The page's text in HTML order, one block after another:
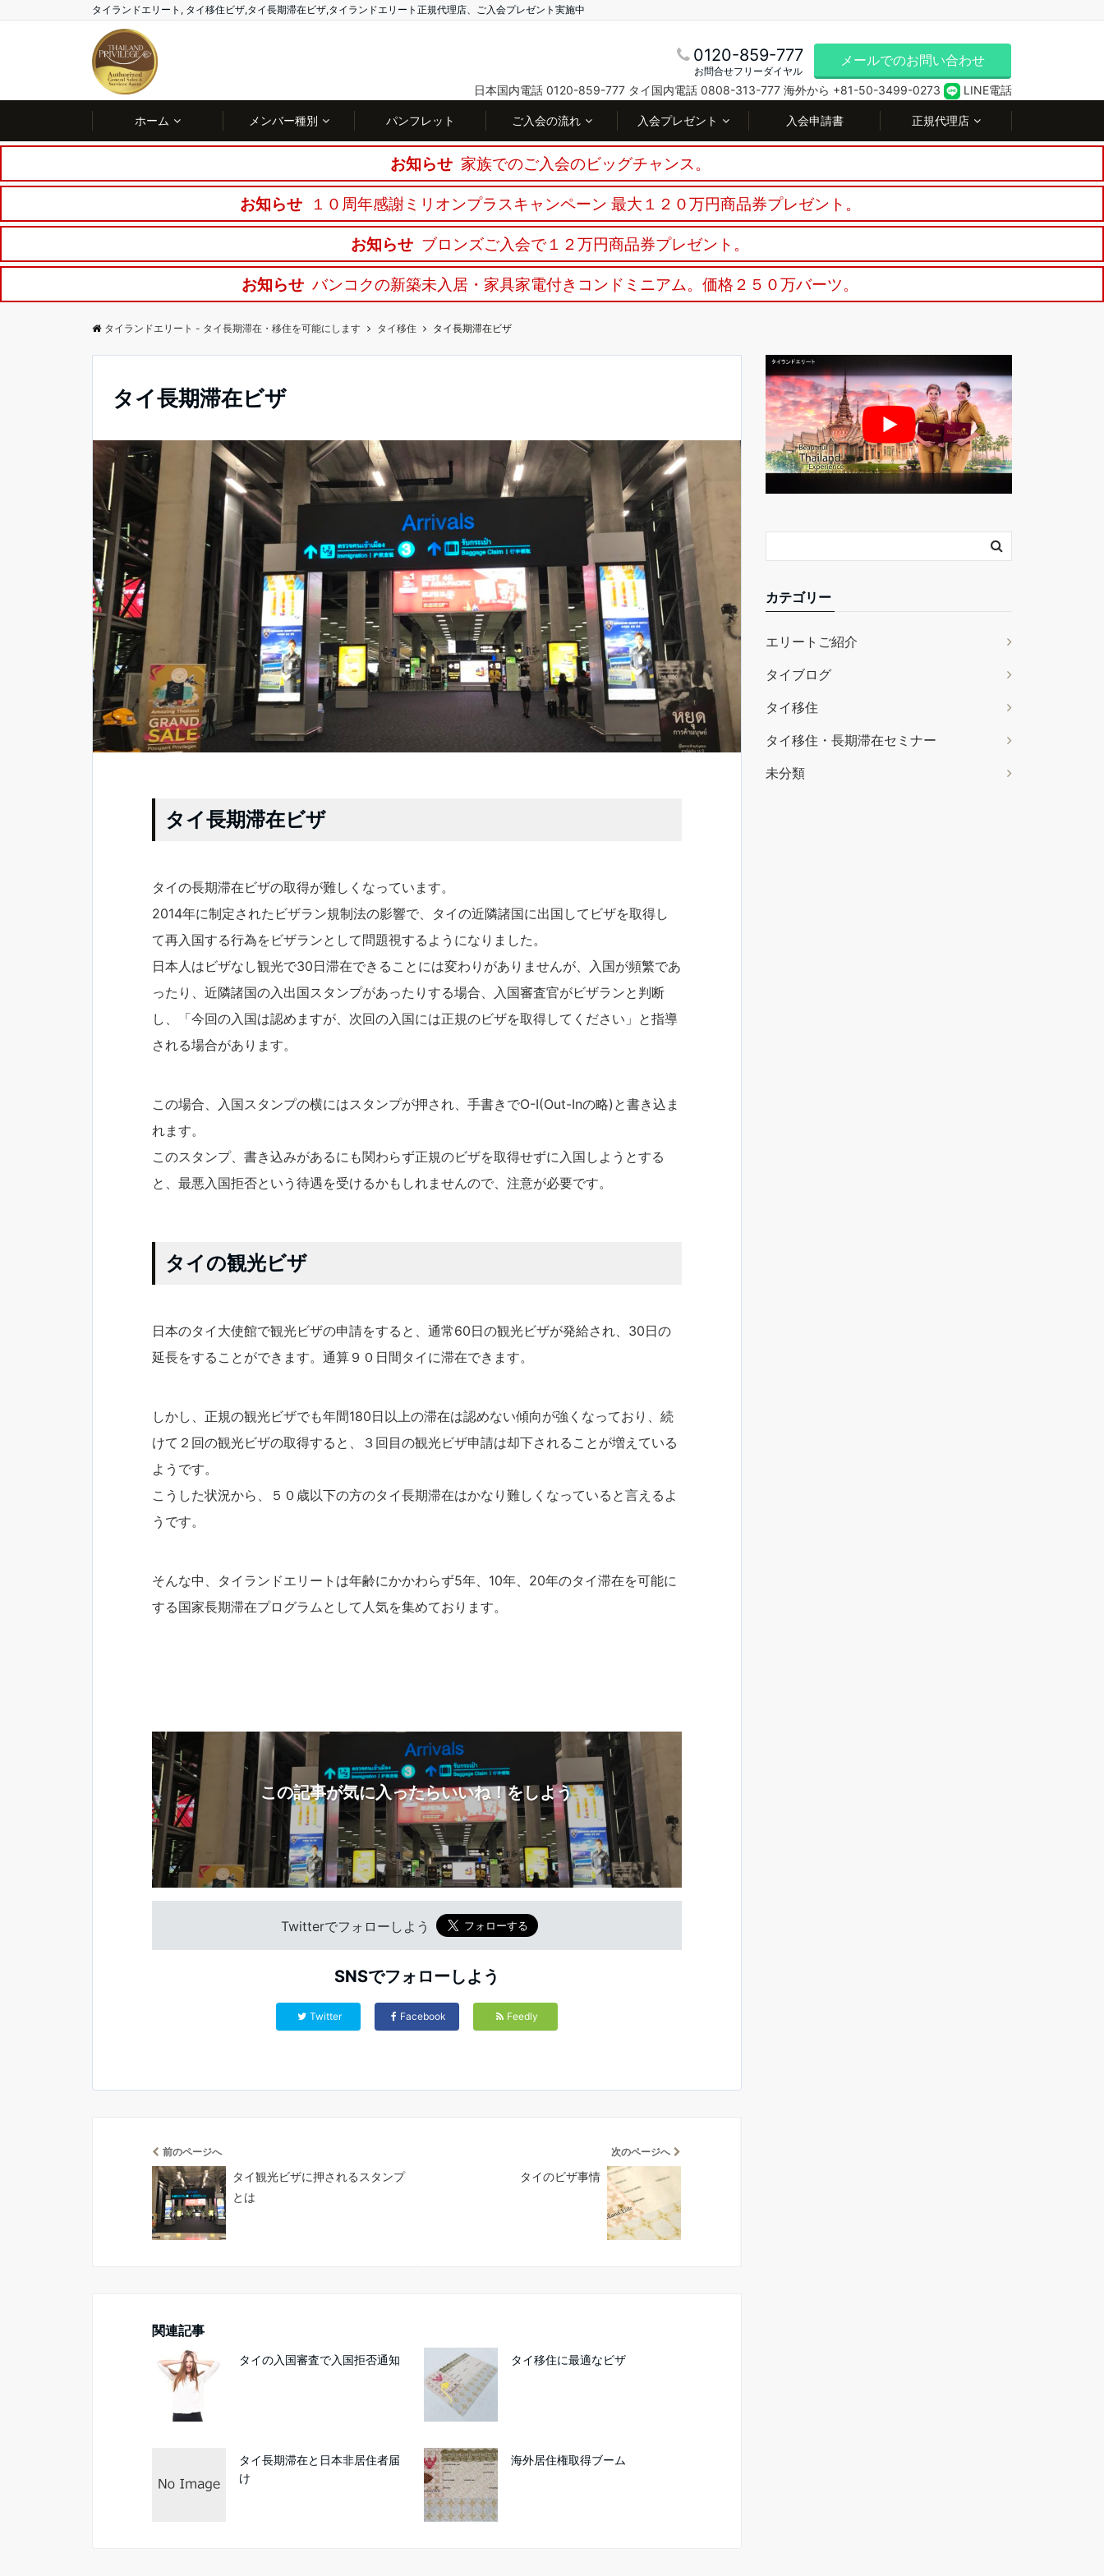
タイランドエリート, タイ移住ビザ,タイ長期滞在ビザ,タイランドエリート正規代理店、ご入会プレゼント実施中
0120-859-777
お問合せフリーダイヤル
メールでのお問い合わせ
日本国内電話 0120-859-777 タイ国内電話 0808-313-777 海外から +81-50-3499-0273 LINE電話
ホーム メンバー種別 パンフレット ご入会の流れ 入会プレゼント 入会申請書 正規代理店
お知らせ 家族でのご入会のビッグチャンス。
お知らせ １０周年感謝ミリオンプラスキャンペーン 最大１２０万円商品券プレゼント。
お知らせ ブロンズご入会で１２万円商品券プレゼント。
お知らせ バンコクの新築未入居・家具家電付きコンドミニアム。価格２５０万バーツ。
タイランドエリート - タイ長期滞在・移住を可能にします タイ移住 タイ長期滞在ビザ
タイ長期滞在ビザ
タイ長期滞在ビザ
タイの長期滞在ビザの取得が難しくなっています。
2014年に制定されたビザラン規制法の影響で、タイの近隣諸国に出国してビザを取得し
て再入国する行為をビザランとして問題視するようになりました。
日本人はビザなし観光で30日滞在できることには変わりがありませんが、入国が頻繁であ
ったり、近隣諸国の入出国スタンプがあったりする場合、入国審査官がビザランと判断
し、「今回の入国は認めますが、次回の入国には正規のビザを取得してください」と指導
される場合があります。
この場合、入国スタンプの横にはスタンプが押され、手書きでO-I(Out-Inの略)と書き込ま
れます。
このスタンプ、書き込みがあるにも関わらず正規のビザを取得せずに入国しようとする
と、最悪入国拒否という待遇を受けるかもしれませんので、注意が必要です。
タイの観光ビザ
日本のタイ大使館で観光ビザの申請をすると、通常60日の観光ビザが発給され、30日の
延長をすることができます。通算９０日間タイに滞在できます。
しかし、正規の観光ビザでも年間180日以上の滞在は認めない傾向が強くなっており、続
けて２回の観光ビザの取得すると、３回目の観光ビザ申請は却下されることが増えている
ようです。
こうした状況から、５０歳以下の方のタイ長期滞在はかなり難しくなっていると言えるよ
うです。
そんな中、タイランドエリートは年齢にかかわらず5年、10年、20年のタイ滞在を可能に
する国家長期滞在プログラムとして人気を集めております。
この記事が気に入ったらいいね！をしよう
Twitterでフォローしよう
SNSでフォローしよう
Twitter Facebook Feedly
前のページへ
タイ観光ビザに押されるスタンプ
とは
次のページへ
タイのビザ事情
関連記事
タイの入国審査で入国拒否通知 タイ移住に最適なビザ
タイ長期滞在と日本非居住者届
け
海外居住権取得ブーム
カテゴリー
エリートご紹介
タイブログ
タイ移住
タイ移住・長期滞在セミナー
未分類